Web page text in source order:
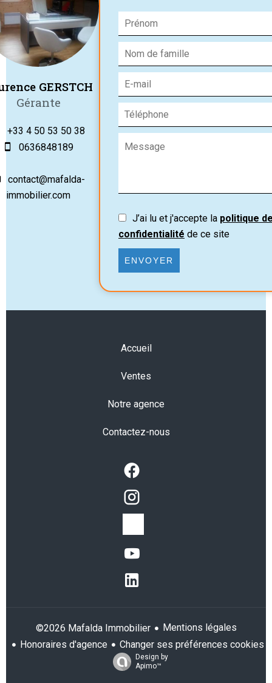
GERSTCH
Gérante
+33 4 50 53 50 38
0636848189
contact@mafalda-
immobilier.com
J’ai lu et j'accepte la politique
confidentialité de ce site
ENVOYER
Accueil
Ventes
Notre agence
Contactez-nous
©2026 Mafalda Immobilier
Mentions légales
Honoraires d'agence
Changer ses préférences cookies
Design by
Apimo™